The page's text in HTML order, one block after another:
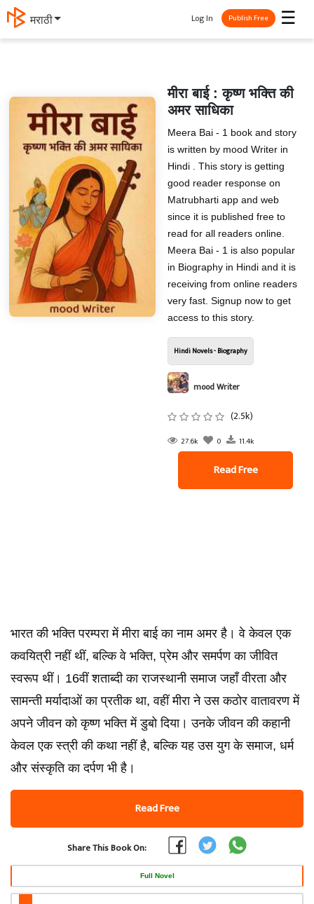
मराठी ☰
Log In Publish Free
मीरा बाई : कृष्ण भक्ति की
अमर साधिका
Meera Bai - 1 book and story
is written by mood Writer in
Hindi . This story is getting
good reader response on
Matrubharti app and web
since it is published free to
read for all readers online.
Meera Bai - 1 is also popular
in Biography in Hindi and it is
receiving from online readers
very fast. Signup now to get
access to this story.
Hindi Novels - Biography
mood Writer
(2.5k)
27.6k 0 11.4k
Read Free
भारत की भक्ति परम्परा में मीरा बाई का नाम अमर है। वे केवल एक
कवयित्री नहीं थीं, बल्कि वे भक्ति, प्रेम और समर्पण का जीवित
स्वरूप थीं। 16वीं शताब्दी का राजस्थानी समाज जहाँ वीरता और
सामन्ती मर्यादाओं का प्रतीक था, वहीं मीरा ने उस कठोर वातावरण में
अपने जीवन को कृष्ण भक्ति में डुबो दिया। उनके जीवन की कहानी
केवल एक स्त्री की कथा नहीं है, बल्कि यह उस युग के समाज, धर्म
और संस्कृति का दर्पण भी है।
Read Free
Share This Book On:
Full Novel